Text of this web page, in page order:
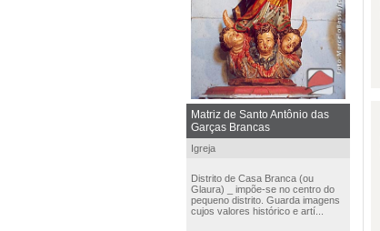
Matriz de Santo Antônio das
Garças Brancas
Igreja
Distrito de Casa Branca (ou
Glaura) _ impõe-se no centro do
pequeno distrito. Guarda imagens
cujos valores histórico e artí...